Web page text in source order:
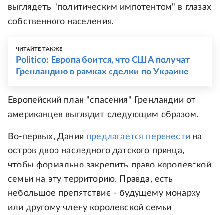
выглядеть "политическим импотентом" в глазах
собственного населения.
ЧИТАЙТЕ ТАКЖЕ
Politico: Европа боится, что США получат
Гренландию в рамках сделки по Украине
Европейский план "спасения" Гренландии от
американцев выглядит следующим образом.
Во-первых, Дании предлагается перенести на
остров двор наследного датского принца,
чтобы формально закрепить право королевской
семьи на эту территорию. Правда, есть
небольшое препятствие - будущему монарху
или другому члену королевской семьи